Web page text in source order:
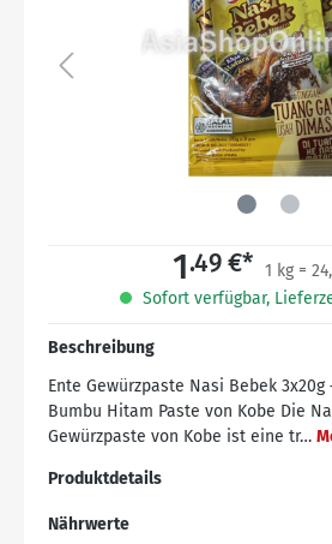
1.49 €* 1 kg =
Sofort verfügbar,
Beschreibung
Ente Gewürzpaste Nasi Bebek
Bumbu Hitam Paste von Kobe Die
Gewürzpaste von Kobe ist eine tr…
Produktdetails
Nährwerte